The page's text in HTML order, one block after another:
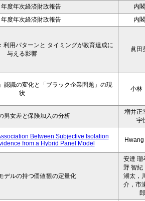
度年次経済財政報告
内
度年次経済財政報告
内
利用パターンと タイミングが教育達成に
与える影響
眞田
認識の変化と「ブラック企業問題」の現
状
小
男女差と保険加入の分析
増井正
宇
Between Subjective Isolation
from a Hybrid Panel Model
デルの持つ価値観の定量化
安達 瑠
野 智紀
湖太，
介，市
郎